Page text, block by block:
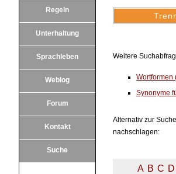
Regeln
Unterhaltung
Sprachleben
Weblog
Forum
Kontakt
Suche
Weitere
Wortformen
Synonyme
Alternativ zur
nachschlagen:
A B C D